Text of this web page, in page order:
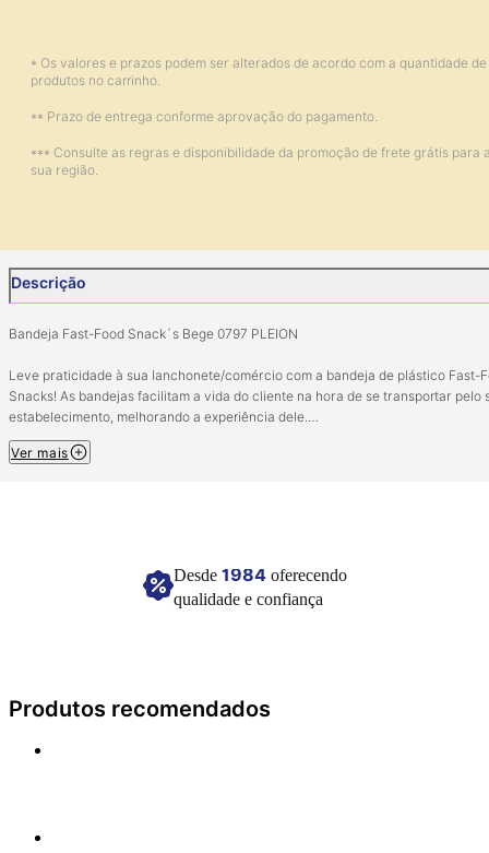
* Os valores e prazos podem ser alterados de acordo com a quantidade de
produtos no carrinho.
** Prazo de entrega conforme aprovação do pagamento.
*** Consulte as regras e disponibilidade da promoção de frete grátis para
sua região.
Descrição
Bandeja Fast-Food Snack´s Bege 0797 PLEION
Leve praticidade à sua lanchonete/comércio com a bandeja de plástico Fast-
Snacks! As bandejas facilitam a vida do cliente na hora de se transportar pelo
estabelecimento, melhorando a experiência dele.
Tamanho: 34,7 cm (C) x 23,5 cm (L) x 2,3 cm (A) Ext.
Ver mais
Desde 1984oferecendo
qualidade e confiança
Produtos recomendados